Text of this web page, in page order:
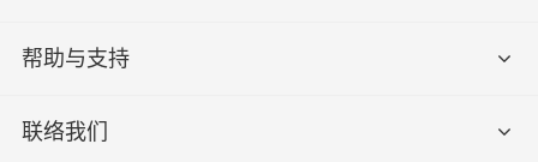
帮助与支持
联络我们